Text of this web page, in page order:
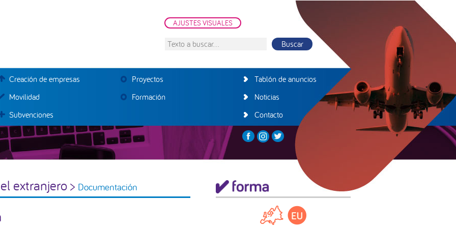
AJUSTES VISUALES
Texto
Creación de empresas
Movilidad
Subvenciones
Proyectos
Formación
Tablón de anuncios
Noticias
Contacto
extranjero > Documentación
Barra
lateral
principal